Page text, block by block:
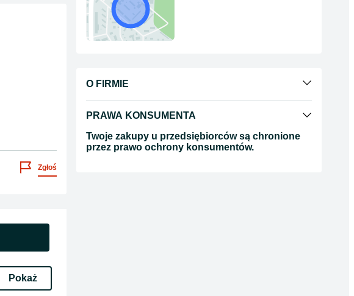
Zgłoś
Pokaż
O FIRMIE
PRAWA KONSUMENTA
Twoje zakupy u przedsiębiorców są chronione
przez prawo ochrony konsumentów.